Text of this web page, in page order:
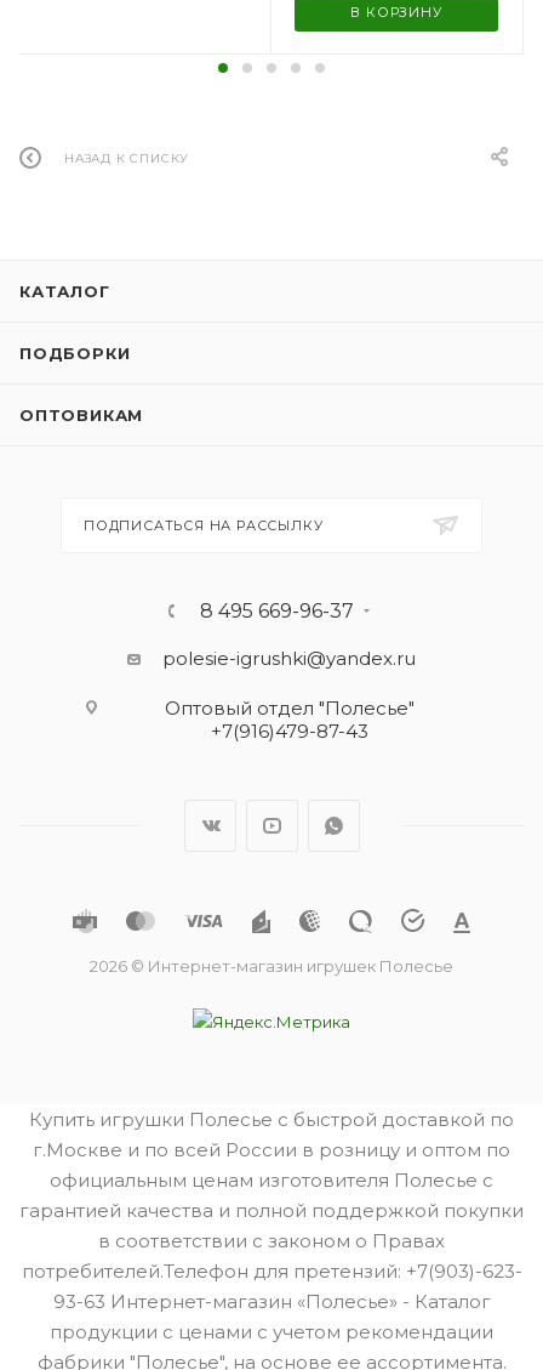
В КОРЗИНУ
НАЗАД К СПИСКУ
КАТАЛОГ
ПОДБОРКИ
ОПТОВИКАМ
ПОДПИСАТЬСЯ НА РАССЫЛКУ
8 495 669-96-37
polesie-igrushki@yandex.ru
Оптовый отдел "Полесье"
+7(916)479-87-43
2026 © Интернет-магазин игрушек Полесье
Купить игрушки Полесье с быстрой доставкой по
г.Москве и по всей России в розницу и оптом по
официальным ценам изготовителя Полесье с
гарантией качества и полной поддержкой покупки
в соответствии с законом о Правах
потребителей.Телефон для претензий: +7(903)-623-
93-63 Интернет-магазин «Полесье» - Каталог
продукции с ценами с учетом рекомендации
фабрики "Полесье", на основе ее ассортимента.